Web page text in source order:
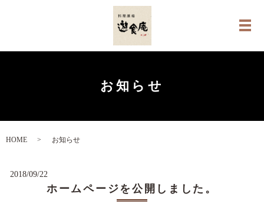
メ
お知らせ
HOME お知らせ
2018/09/22
ホームページを公開しました。